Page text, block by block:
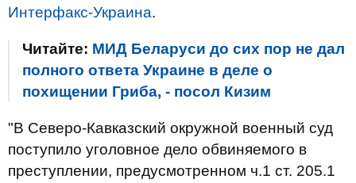
Интерфакс-Украина.
Читайте: МИД Беларуси до сих пор не дал
полного ответа Украине в деле о
похищении Гриба, - посол Кизим
"В Северо-Кавказский окружной военный суд
поступило уголовное дело обвиняемого в
преступлении, предусмотренном ч.1 ст. 205.1